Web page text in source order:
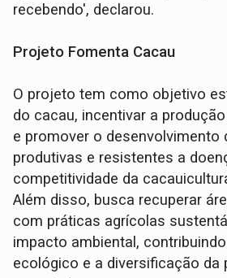
recebendo', declarou.
Projeto Fomenta Cacau
O projeto tem como objetivo
do cacau, incentivar a
e promover o desenvolvimento
produtivas e resistentes a
competitividade da
Além disso, busca recuperar
com práticas agrícolas
impacto ambiental,
ecológico e a diversificação da